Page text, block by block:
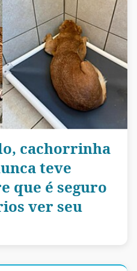
cachorrinha
teve
que é seguro
ver seu